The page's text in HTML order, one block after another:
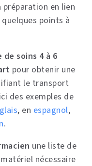
préparation en lien
points à
soins 4 à 6
pour obtenir une
le transport
des exemples de
, en espagnol,
.
une liste de
nécessaire